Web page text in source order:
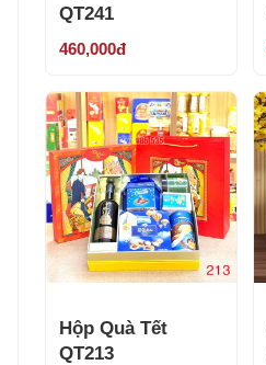
QT241
460,000đ
Hộp Quà Tết
QT213